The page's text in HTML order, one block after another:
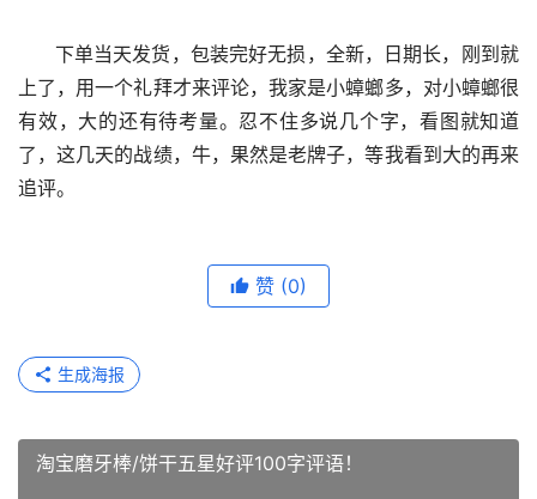
上了，用一个礼拜才来评论，我家是小蟑螂多，对小蟑螂很
有效，大的还有待考量。忍不住多说几个字，看图就知道
了，这几天的战绩，牛，果然是老牌子，等我看到大的再来
追评。
赞 (0)
生成海报
淘宝磨牙棒/饼干五星好评100字评语！